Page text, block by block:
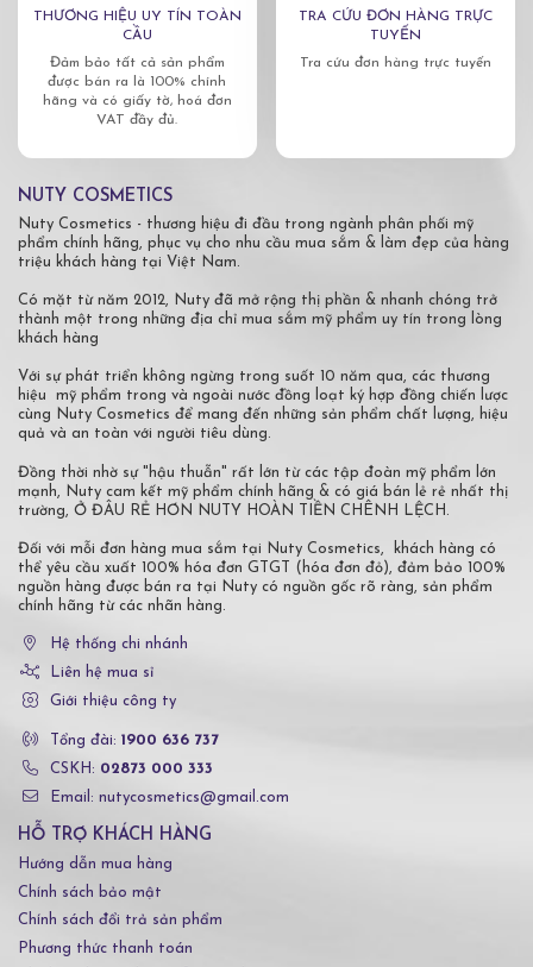
THƯƠNG HIỆU UY TÍN TOÀN
CẦU
Đảm bảo tất cả sản phẩm
được bán ra là 100% chính
hãng và có giấy tờ, hoá đơn
VAT đầy đủ.
TRA CỨU ĐƠN HÀNG TRỰC
TUYẾN
Tra cứu đơn hàng trực tuyến
NUTY COSMETICS
Nuty Cosmetics - thương hiệu đi đầu trong ngành phân phối mỹ
phẩm chính hãng, phục vụ cho nhu cầu mua sắm & làm đẹp của hàng
triệu khách hàng tại Việt Nam.
Có mặt từ năm 2012, Nuty đã mở rộng thị phần & nhanh chóng trở
thành một trong những địa chỉ mua sắm mỹ phẩm uy tín trong lòng
khách hàng
Với sự phát triển không ngừng trong suốt 10 năm qua, các thương
hiệu mỹ phẩm trong và ngoài nước đồng loạt ký hợp đồng chiến lược
cùng Nuty Cosmetics để mang đến những sản phẩm chất lượng, hiệu
quả và an toàn với người tiêu dùng.
Đồng thời nhờ sự "hậu thuẫn" rất lớn từ các tập đoàn mỹ phẩm lớn
mạnh, Nuty cam kết mỹ phẩm chính hãng & có giá bán lẻ rẻ nhất thị
trường, Ở ĐÂU RẺ HƠN NUTY HOÀN TIỀN CHÊNH LỆCH.
Đối với mỗi đơn hàng mua sắm tại Nuty Cosmetics, khách hàng có
thể yêu cầu xuất 100% hóa đơn GTGT (hóa đơn đỏ), đảm bảo 100%
nguồn hàng được bán ra tại Nuty có nguồn gốc rõ ràng, sản phẩm
chính hãng từ các nhãn hàng.
Hệ thống chi nhánh
Liên hệ mua sỉ
Giới thiệu công ty
Tổng đài: 1900 636 737
CSKH: 02873 000 333
Email: nutycosmetics@gmail.com
HỖ TRỢ KHÁCH HÀNG
Hướng dẫn mua hàng
Chính sách bảo mật
Chính sách đổi trả sản phẩm
Phương thức thanh toán